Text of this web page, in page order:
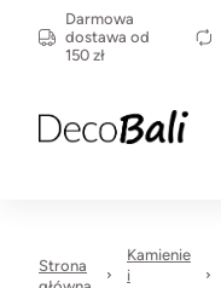
Darmowa
dostawa od
150 zł
Strona
Kamienie
i